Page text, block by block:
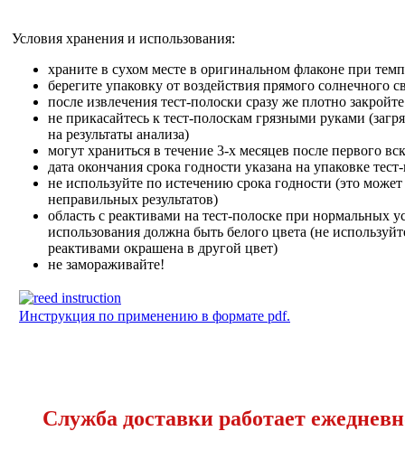
Условия хранения и использования:
храните в сухом месте в оригинальном флаконе при
берегите упаковку от воздействия прямого солнечного
после извлечения тест-полоски сразу же плотно
не прикасайтесь к тест-полоскам грязными руками
на результаты анализа)
могут храниться в течение 3-х месяцев после первого
дата окончания срока годности указана на упаковке
не используйте по истечению срока годности (это
неправильных результатов)
область с реактивами на тест-полоске при нормальных
использования должна быть белого цвета (не
реактивами окрашена в другой цвет)
не замораживайте!
Инструкция по применению в формате pdf.
Служба доставки работает